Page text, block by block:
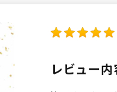
レビュー内